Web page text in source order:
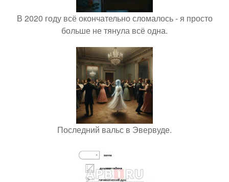
В 2020 году всё окончательно сломалось - я просто
больше не тянула всё одна.
Последний вальс в Эвервуде.